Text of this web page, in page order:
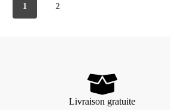
1 2
Livraison gratuite